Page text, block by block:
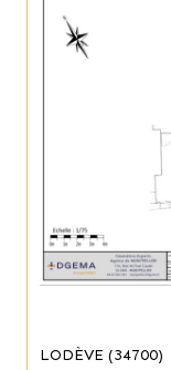
LODÈVE (34700)